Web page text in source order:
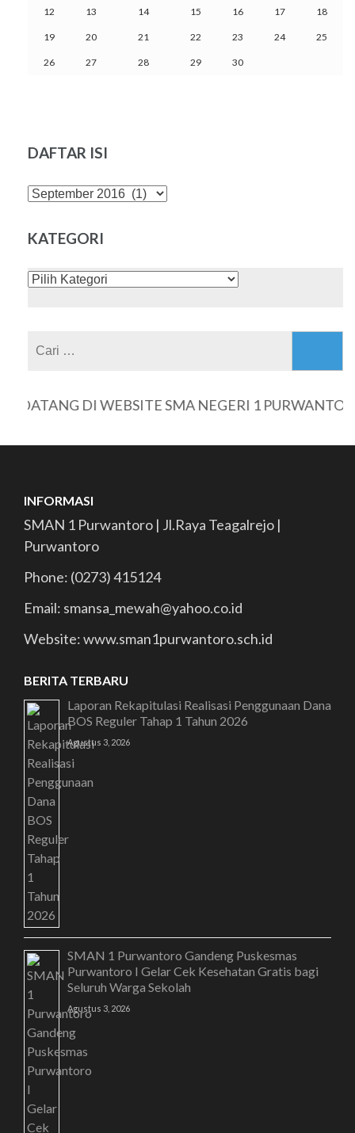
12 13 14 15 16 17 18
19 20 21 22 23 24 25
26 27 28 29 30
DAFTAR ISI
DAFTAR
KATEGORI
KATEGORI
DI WEBSITE SMA NEGERI 1 PURWANTORO
INFORMASI
SMAN 1 Purwantoro | Jl.Raya Teagalrejo |
Purwantoro
Phone: (0273) 415124
Email: smansa_mewah@yahoo.co.id
Website: www.sman1purwantoro.sch.id
BERITA TERBARU
Laporan Rekapitulasi Realisasi Penggunaan Dana
BOS Reguler Tahap 1 Tahun 2026
Agustus 3, 2026
SMAN 1 Purwantoro Gandeng Puskesmas
Purwantoro I Gelar Cek Kesehatan Gratis bagi
Seluruh Warga Sekolah
Agustus 3, 2026